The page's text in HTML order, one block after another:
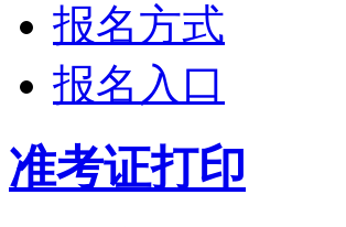
报名方式
报名入口
准考证打印